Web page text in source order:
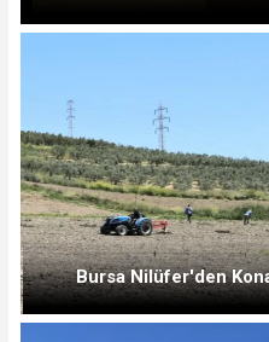
Bursa Nilüfer'den